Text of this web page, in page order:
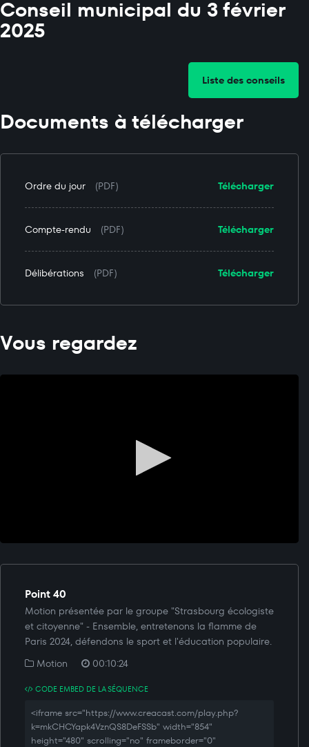
Conseil municipal du 3 février
2025
Liste des conseils
Documents à télécharger
Télécharger
Ordre du jour (PDF)
Télécharger
Compte-rendu (PDF)
Télécharger
Délibérations (PDF)
Vous regardez
Point 40
Motion présentée par le groupe "Strasbourg écologiste
et citoyenne" - Ensemble, entretenons la flamme de
Paris 2024, défendons le sport et l'éducation populaire.
Motion
00:10:24
CODE EMBED DE LA SÉQUENCE
<iframe src="https://www.creacast.com/play.php?
k=mkCHCYapk4VznQS8DeFSSb" width="854"
height="480" scrolling="no" frameborder="0"